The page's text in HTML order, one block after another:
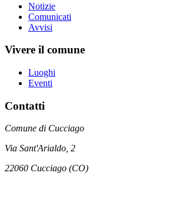
Notizie
Comunicati
Avvisi
Vivere il comune
Luoghi
Eventi
Contatti
Comune di Cucciago
Via Sant'Arialdo, 2
22060 Cucciago (CO)